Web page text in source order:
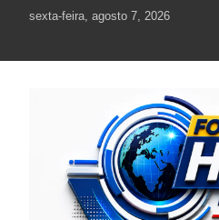
sexta-feira, agosto 7, 2026